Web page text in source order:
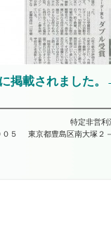
掲載されました
特定非営利
５
東京都豊島区南大塚２